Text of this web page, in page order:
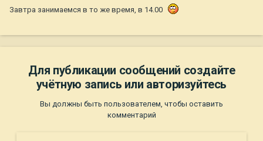
Завтра занимаемся в то же время, в 14.00
Для публикации сообщений создайте
учётную запись или авторизуйтесь
Вы должны быть пользователем, чтобы оставить
комментарий